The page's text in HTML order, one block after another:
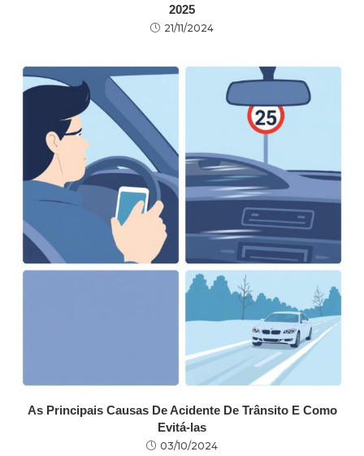
2025
21/11/2024
As Principais Causas De Acidente De Trânsito E Como
Evitá-las
03/10/2024